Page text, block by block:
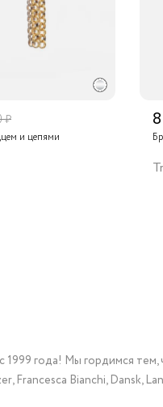
₽
и цепями
года! Мы гордимся
Francesca Bianchi, Dansk,